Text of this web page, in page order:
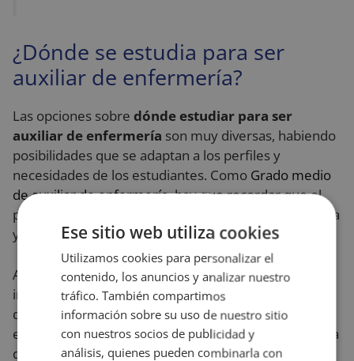
¿Dónde se estudia para ser
auxiliar de enfermería?
Las opciones sobre dónde estudiar para ser
auxiliar de enfermería son muy diversas, habiendo
posibilidades que se adaptan a los perfiles y
necesidades de los estudiantes. Como Grado medio
de auxiliar de enfermería, hay que recordar que el
programa educativo se desdobla en una parte teórica
y otra práctica.
Así, los bloques a estudiar de manera específica
incluyen operaciones administrativas y
documentación sanitaria; técnicas básicas de
enfermería; higiene del medio hospitalario y limpieza
del material; promoción de la salud y apoyo
Ese sitio web utiliza cookies
Utilizamos cookies para personalizar el
contenido, los anuncios y analizar nuestro
tráfico. También compartimos
información sobre su uso de nuestro sitio
con nuestros socios de publicidad y
análisis, quienes pueden combinarla con